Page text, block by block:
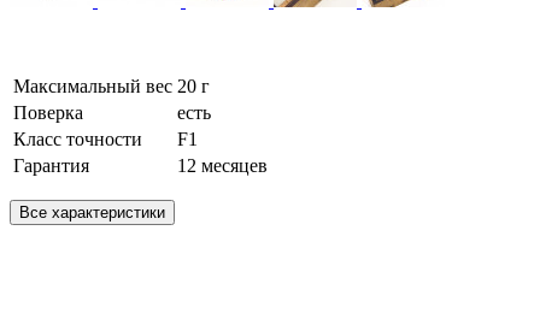
Максимальный вес 20 г
Поверка
есть
Класс точности
F1
Гарантия
12 месяцев
Все характеристики